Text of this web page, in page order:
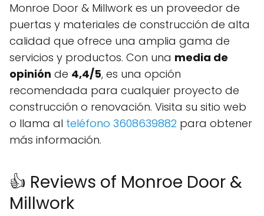
Monroe Door & Millwork es un proveedor de
puertas y materiales de construcción de alta
calidad que ofrece una amplia gama de
servicios y productos. Con una media de
opinión de 4,4/5, es una opción
recomendada para cualquier proyecto de
construcción o renovación. Visita su sitio web
o llama al teléfono 3608639882 para obtener
más información.
👍 Reviews of Monroe Door &
Millwork